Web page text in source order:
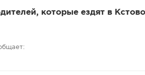
которые ездят в